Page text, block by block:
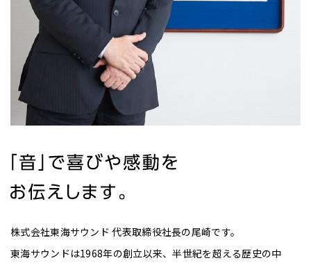
株式会社東海サウンド 代表取締役社長の尾崎です。
東海サウンドは1968年の創立以来、半世紀を超える歴史の中